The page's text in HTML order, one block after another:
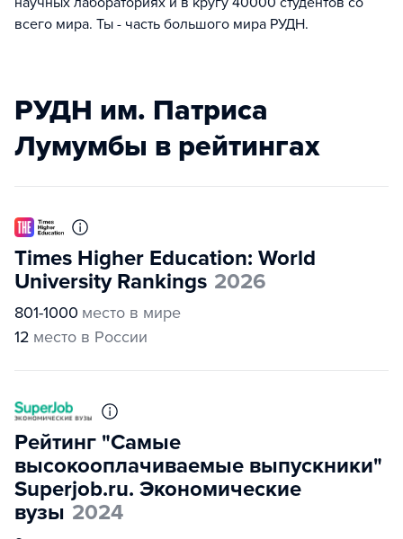
всего мира. Ты - часть большого мира РУДН.
РУДН им. Патриса
Лумумбы в рейтингах
Times Higher Education: World
University Rankings 2026
801-1000 место в мире
12 место в России
Рейтинг "Самые
высокооплачиваемые выпускники"
Superjob.ru. Экономические
вузы 2024